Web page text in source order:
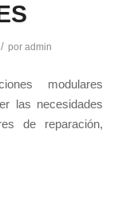
/ poradmin
modulares
las necesidades
de reparación,